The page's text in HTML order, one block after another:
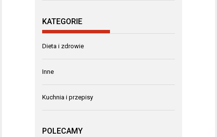
KATEGORIE
Dieta i zdrowie
Inne
Kuchnia i przepisy
POLECAMY